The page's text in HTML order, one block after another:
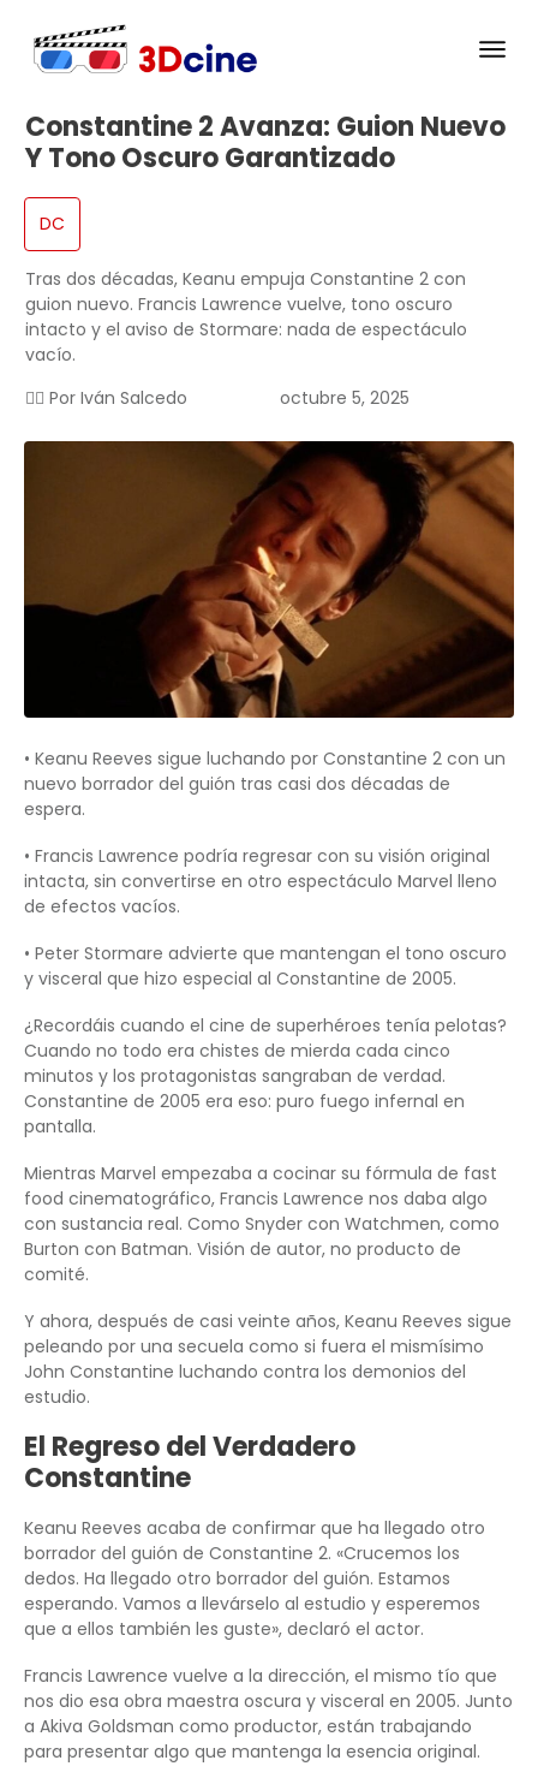
Constantine 2 Avanza: Guion Nuevo
Y Tono Oscuro Garantizado
DC
Tras dos décadas, Keanu empuja Constantine 2 con
guion nuevo. Francis Lawrence vuelve, tono oscuro
intacto y el aviso de Stormare: nada de espectáculo
vacío.
✍🏻 Por Iván Salcedo octubre 5, 2025
• Keanu Reeves sigue luchando por Constantine 2 con un
nuevo borrador del guión tras casi dos décadas de
espera.
• Francis Lawrence podría regresar con su visión original
intacta, sin convertirse en otro espectáculo Marvel lleno
de efectos vacíos.
• Peter Stormare advierte que mantengan el tono oscuro
y visceral que hizo especial al Constantine de 2005.
¿Recordáis cuando el cine de superhéroes tenía pelotas?
Cuando no todo era chistes de mierda cada cinco
minutos y los protagonistas sangraban de verdad.
Constantine de 2005 era eso: puro fuego infernal en
pantalla.
Mientras Marvel empezaba a cocinar su fórmula de fast
food cinematográfico, Francis Lawrence nos daba algo
con sustancia real. Como Snyder con Watchmen, como
Burton con Batman. Visión de autor, no producto de
comité.
Y ahora, después de casi veinte años, Keanu Reeves sigue
peleando por una secuela como si fuera el mismísimo
John Constantine luchando contra los demonios del
estudio.
El Regreso del Verdadero
Constantine
Keanu Reeves acaba de confirmar que ha llegado otro
borrador del guión de Constantine 2. «Crucemos los
dedos. Ha llegado otro borrador del guión. Estamos
esperando. Vamos a llevárselo al estudio y esperemos
que a ellos también les guste», declaró el actor.
Francis Lawrence vuelve a la dirección, el mismo tío que
nos dio esa obra maestra oscura y visceral en 2005. Junto
a Akiva Goldsman como productor, están trabajando
para presentar algo que mantenga la esencia original.